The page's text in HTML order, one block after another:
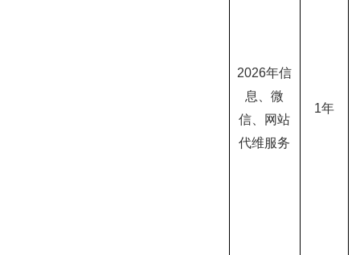
2026年信
息、微
信、网站
代维服务
1年